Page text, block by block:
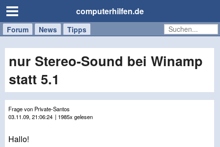
computerhilfen.de
Forum News Tipps
Handy
Tablet
Windows
Mac
nur Stereo-Sound bei Winamp
statt 5.1
Frage von Private-Santos
03.11.09, 21:06:24 | 1985x gelesen
Hallo!